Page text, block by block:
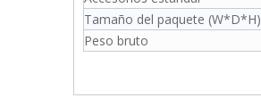
Tamaño del paquete (W*D*H)
Peso bruto